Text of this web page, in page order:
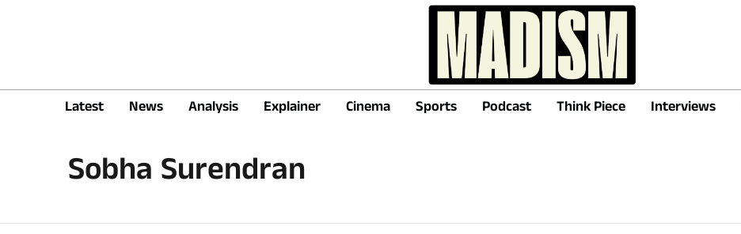
Latest News Analysis Explainer Cinema Sports Podcast Think Piece Interviews
Sobha Surendran